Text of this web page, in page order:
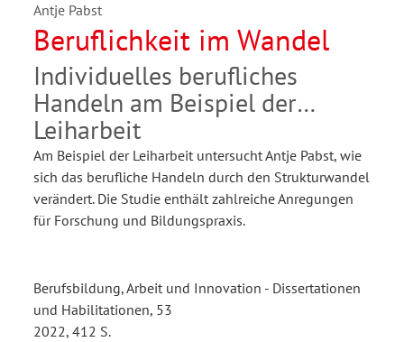
Antje Pabst
Beruflichkeit im Wandel
Individuelles berufliches
Handeln am Beispiel der
Leiharbeit
Am Beispiel der Leiharbeit untersucht Antje Pabst, wie
sich das berufliche Handeln durch den Strukturwandel
verändert. Die Studie enthält zahlreiche Anregungen
für Forschung und Bildungspraxis.
Berufsbildung, Arbeit und Innovation - Dissertationen
und Habilitationen, 53
2022, 412 S.